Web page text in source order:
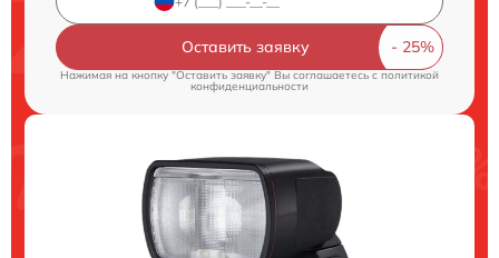
Оставить заявку
Нажимая на кнопку "Оставить заявку" Вы соглашаетесь cполитикой
конфиденциальности